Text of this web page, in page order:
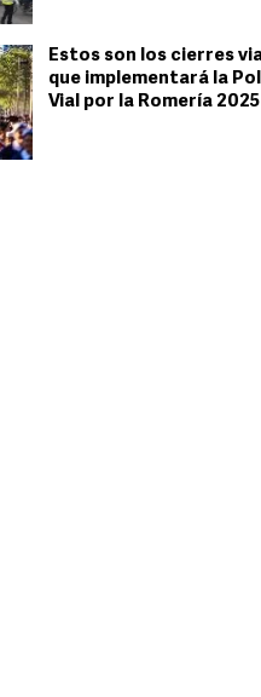
Estos son los cierres
que implementará la
Vial por la Romería 2025